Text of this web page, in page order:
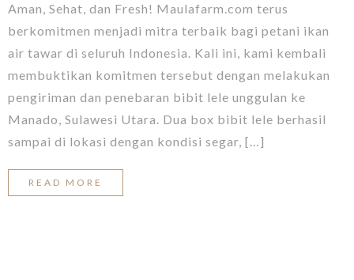
Aman, Sehat, dan Fresh! Maulafarm.com terus
berkomitmen menjadi mitra terbaik bagi petani ikan
air tawar di seluruh Indonesia. Kali ini, kami kembali
membuktikan komitmen tersebut dengan melakukan
pengiriman dan penebaran bibit lele unggulan ke
Manado, Sulawesi Utara. Dua box bibit lele berhasil
sampai di lokasi dengan kondisi segar, […]
READ MORE